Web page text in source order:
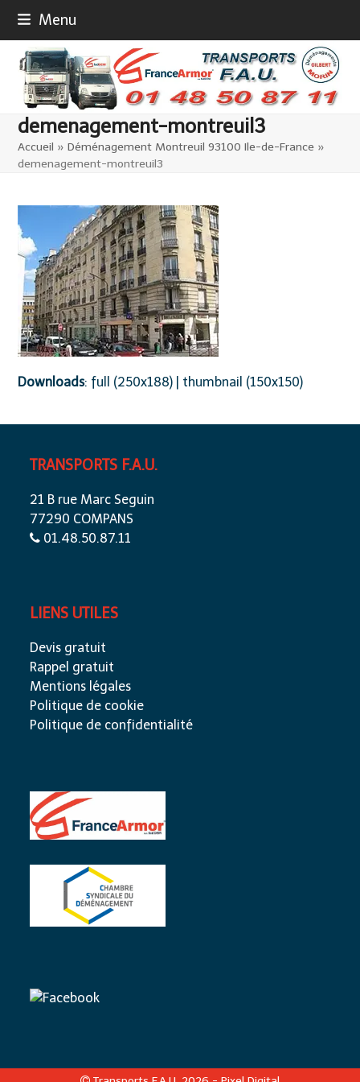
content
Menu
demenagement-montreuil3
Accueil »Déménagement Montreuil 93100 Ile-de-France »
demenagement-montreuil3
Downloads: full (250x188) thumbnail (150x150)
TRANSPORTS F.A.U.
21 B rue Marc Seguin
77290 COMPANS
01.48.50.87.11
LIENS UTILES
Devis gratuit
Rappel gratuit
Mentions légales
Politique de cookie
Politique de confidentialité